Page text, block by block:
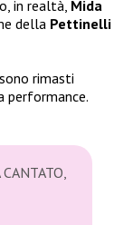
in realtà, Mida
della Pettinelli
rimasti